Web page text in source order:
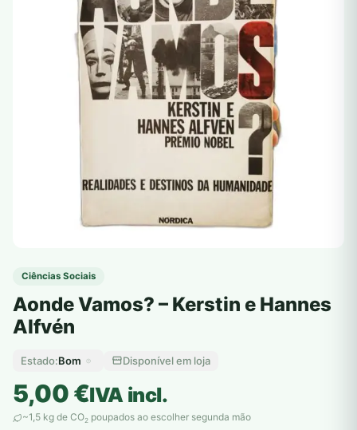
Ciências Sociais
Aonde Vamos? – Kerstin e Hannes
Alfvén
Estado:Bom Disponível em loja
5,00€IVA incl.
~1,5 kg de CO2 poupados ao escolher segunda mão